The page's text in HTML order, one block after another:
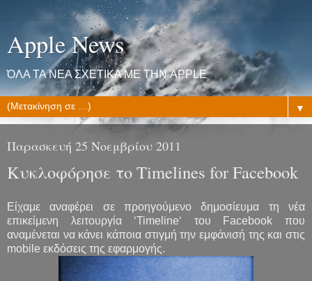
Apple News
ΌΛΑ ΤΑ ΝΕΑ ΣΧΕΤΙΚΑ ΜΕ ΤΗΝ APPLE
▼
Παρασκευή 25 Νοεμβρίου 2011
Κυκλοφόρησε το Timelines for Facebook
Είχαμε αναφέρει σε προηγούμενο δημοσίευμα τη νέα
επικείμενη λειτουργία ‘Timeline‘ του Facebook που
αναμένεται να κάνει κάποια στιγμή την εμφάνισή της και στις
mobile εκδόσεις της εφαρμογής.